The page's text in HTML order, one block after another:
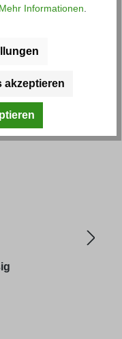
Mehr Informationen
akzeptieren